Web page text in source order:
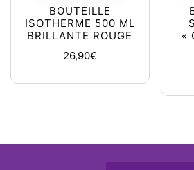
BOUTEILLE
ISOTHERME 500 ML
BRILLANTE ROUGE
26,90€
«